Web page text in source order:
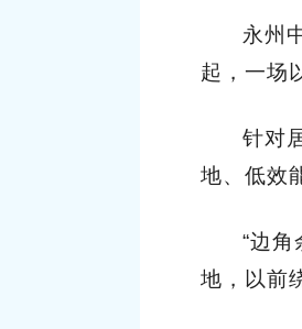
永州
起，一场
针对
地、低效
“边
地，以前